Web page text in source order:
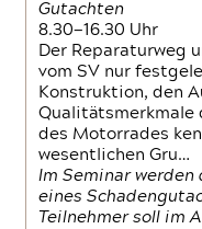
Gutachten
8.30—16.30 Uhr
Der Reparaturweg
vom SV nur
Konstruktion, den
Qualitätsmerkmale
des Motorrades
wesentlichen Gru…
Im Seminar
eines
Teilnehmer soll im